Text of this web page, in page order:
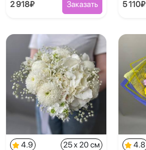
2 918₽ Заказать 5 110₽
4.9
25 x 20 см
4.8